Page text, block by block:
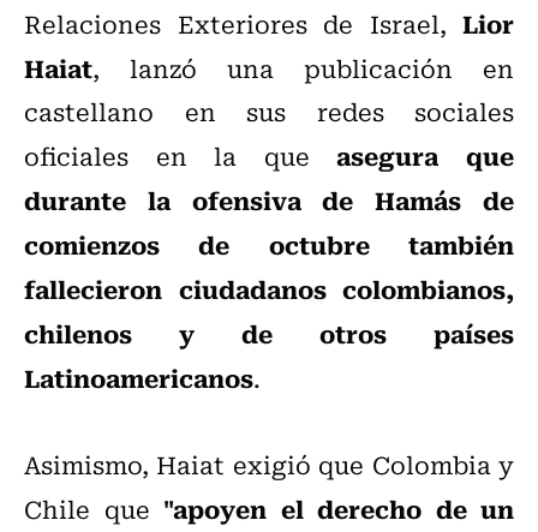
Relaciones Exteriores de Israel, Lior
Haiat, lanzó una publicación en
castellano en sus redes sociales
oficiales en la queasegura que
durante la ofensiva de Hamás de
comienzos de octubre también
fallecieron ciudadanos colombianos,
chilenos y de otros países
Latinoamericanos.
Asimismo, Haiat exigió que Colombia y
Chile que "apoyen el derecho de un